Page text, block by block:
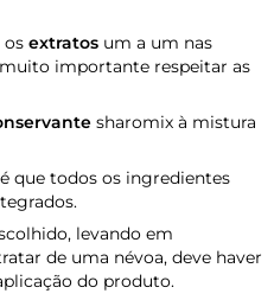
os extratos um a um nas
importante respeitar as
sharomix à mistura
que todos os ingredientes
levando em
de uma névoa, deve haver
do produto.